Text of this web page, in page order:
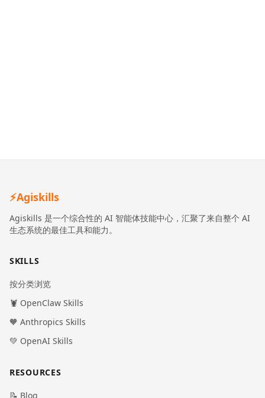
⚡Agiskills
Agiskills 是一个综合性的 AI 智能体技能中心，汇聚了来自整个 AI
生态系统的最佳工具和能力。
SKILLS
按分类浏览
🦞 OpenClaw Skills
🧡 Anthropics Skills
💚 OpenAI Skills
RESOURCES
📝 Blog